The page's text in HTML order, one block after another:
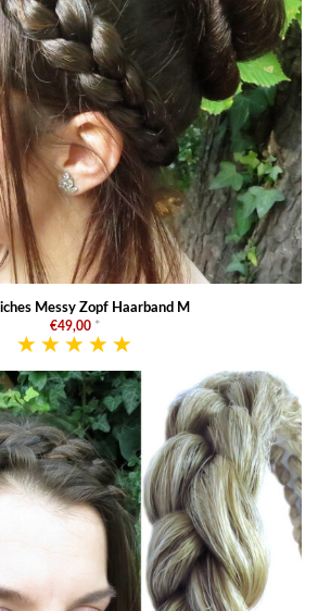
Messy Zopf Haarband M
€49,00 *